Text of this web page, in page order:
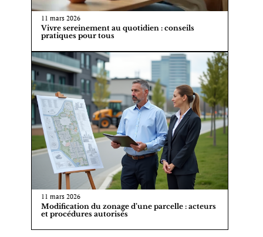
11 mars 2026
Vivre sereinement au quotidien : conseils
pratiques pour tous
11 mars 2026
Modification du zonage d’une parcelle : acteurs
et procédures autorisés